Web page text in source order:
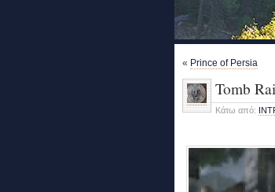
« Prince of Persia
Tomb
Κάτω από: